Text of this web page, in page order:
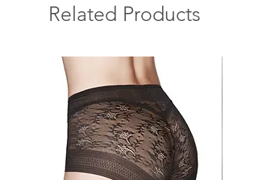
Related Products